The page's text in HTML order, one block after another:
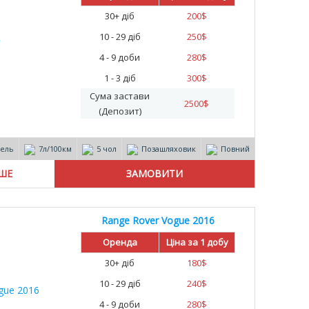
30+ діб
200$
10 - 29 діб
250$
4 - 9 доби
280$
1 - 3 діб
300$
Сума застави
(Депозит)
2500$
7л/100км 5 чол Позашляховик Повний
Range Rover Vogue 2016
Оренда
Ціна за 1 добу
30+ діб
180$
10 - 29 діб
240$
4 - 9 доби
280$